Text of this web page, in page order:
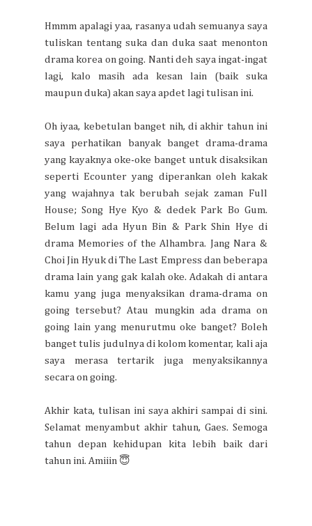
Hmmm apalagi yaa, rasanya udah semuanya saya
tuliskan tentang suka dan duka saat menonton
drama korea on going. Nanti deh saya ingat-ingat
lagi, kalo masih ada kesan lain (baik suka
maupun duka) akan saya apdet lagi tulisan ini.
Oh iyaa, kebetulan banget nih, di akhir tahun ini
saya perhatikan banyak banget drama-drama
yang kayaknya oke-oke banget untuk disaksikan
seperti Ecounter yang diperankan oleh kakak
yang wajahnya tak berubah sejak zaman Full
House; Song Hye Kyo & dedek Park Bo Gum.
Belum lagi ada Hyun Bin & Park Shin Hye di
drama Memories of the Alhambra. Jang Nara &
Choi Jin Hyuk di The Last Empress dan beberapa
drama lain yang gak kalah oke. Adakah di antara
kamu yang juga menyaksikan drama-drama on
going tersebut? Atau mungkin ada drama on
going lain yang menurutmu oke banget? Boleh
banget tulis judulnya di kolom komentar, kali aja
saya merasa tertarik juga menyaksikannya
secara on going.
Akhir kata, tulisan ini saya akhiri sampai di sini.
Selamat menyambut akhir tahun, Gaes. Semoga
tahun depan kehidupan kita lebih baik dari
tahun ini. Amiiin 😇